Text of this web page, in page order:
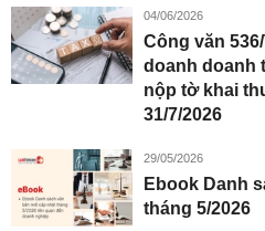
04/06/2026
Công văn
doanh doanh
nộp tờ khai
31/7/2026
29/05/2026
Ebook Danh
tháng 5/2026